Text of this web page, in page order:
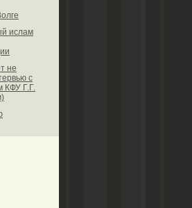
ислам
не
с
КФУ Г.Г.